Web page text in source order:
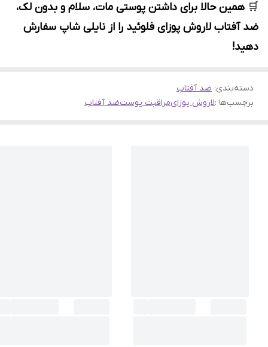
🛒 همین حالا برای داشتن پوستی مات، سلام و بدون لک،
ضد آفتاب لاروش پوزای فلوئید را از نایلی شاپ سفارش
دهید!
دسته‌بندی: ضد آفتاب
برچسب‌ها :لاروش پوزایمراقبت پوستضد آفتاب